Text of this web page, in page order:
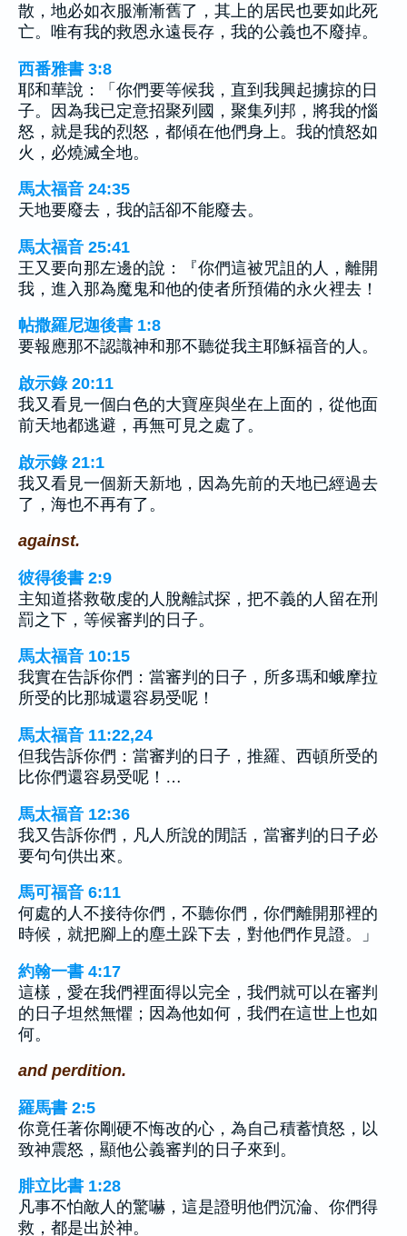
散，地必如衣服漸漸舊了，其上的居民也要如此死
亡。唯有我的救恩永遠長存，我的公義也不廢掉。
西番雅書 3:8
耶和華說：「你們要等候我，直到我興起擄掠的日
子。因為我已定意招聚列國，聚集列邦，將我的惱
怒，就是我的烈怒，都傾在他們身上。我的憤怒如
火，必燒滅全地。
馬太福音 24:35
天地要廢去，我的話卻不能廢去。
馬太福音 25:41
王又要向那左邊的說：『你們這被咒詛的人，離開
我，進入那為魔鬼和他的使者所預備的永火裡去！
帖撒羅尼迦後書 1:8
要報應那不認識神和那不聽從我主耶穌福音的人。
啟示錄 20:11
我又看見一個白色的大寶座與坐在上面的，從他面
前天地都逃避，再無可見之處了。
啟示錄 21:1
我又看見一個新天新地，因為先前的天地已經過去
了，海也不再有了。
against.
彼得後書 2:9
主知道搭救敬虔的人脫離試探，把不義的人留在刑
罰之下，等候審判的日子。
馬太福音 10:15
我實在告訴你們：當審判的日子，所多瑪和蛾摩拉
所受的比那城還容易受呢！
馬太福音 11:22,24
但我告訴你們：當審判的日子，推羅、西頓所受的
比你們還容易受呢！…
馬太福音 12:36
我又告訴你們，凡人所說的閒話，當審判的日子必
要句句供出來。
馬可福音 6:11
何處的人不接待你們，不聽你們，你們離開那裡的
時候，就把腳上的塵土跺下去，對他們作見證。」
約翰一書 4:17
這樣，愛在我們裡面得以完全，我們就可以在審判
的日子坦然無懼；因為他如何，我們在這世上也如
何。
and perdition.
羅馬書 2:5
你竟任著你剛硬不悔改的心，為自己積蓄憤怒，以
致神震怒，顯他公義審判的日子來到。
腓立比書 1:28
凡事不怕敵人的驚嚇，這是證明他們沉淪、你們得
救，都是出於神。